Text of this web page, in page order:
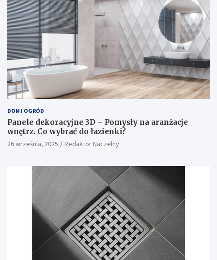
DOM I OGRÓD
Panele dekoracyjne 3D – Pomysły na aranżacje
wnętrz. Co wybrać do łazienki?
26 września, 2025 Redaktor Naczelny